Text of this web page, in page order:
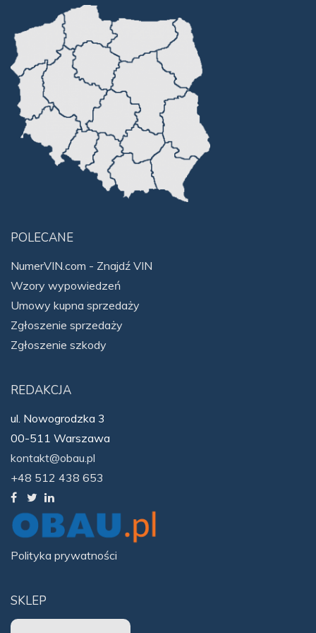
SKLEP
POLECANE
NumerVIN.com - Znajdź VIN
Wzory wypowiedzeń
Umowy kupna sprzedaży
Zgłoszenie sprzedaży
Zgłoszenie szkody
REDAKCJA
ul. Nowogrodzka 3
00-511 Warszawa
kontakt@obau.pl
+48 512 438 653
Polityka prywatności